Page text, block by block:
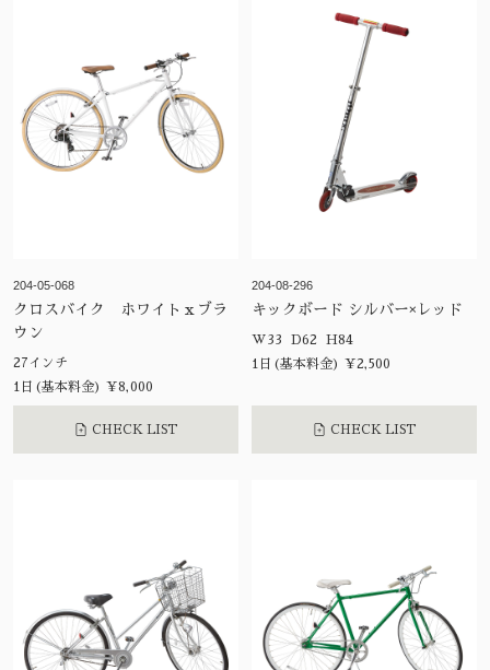
204-05-068
クロスバイク ホワイトｘブラ
ウン
27インチ
1日(基本料金) ¥8,000
CHECK LIST
204-08-296
キックボード シルバー×レッド
W33 D62 H84
1日(基本料金) ¥2,500
CHECK LIST